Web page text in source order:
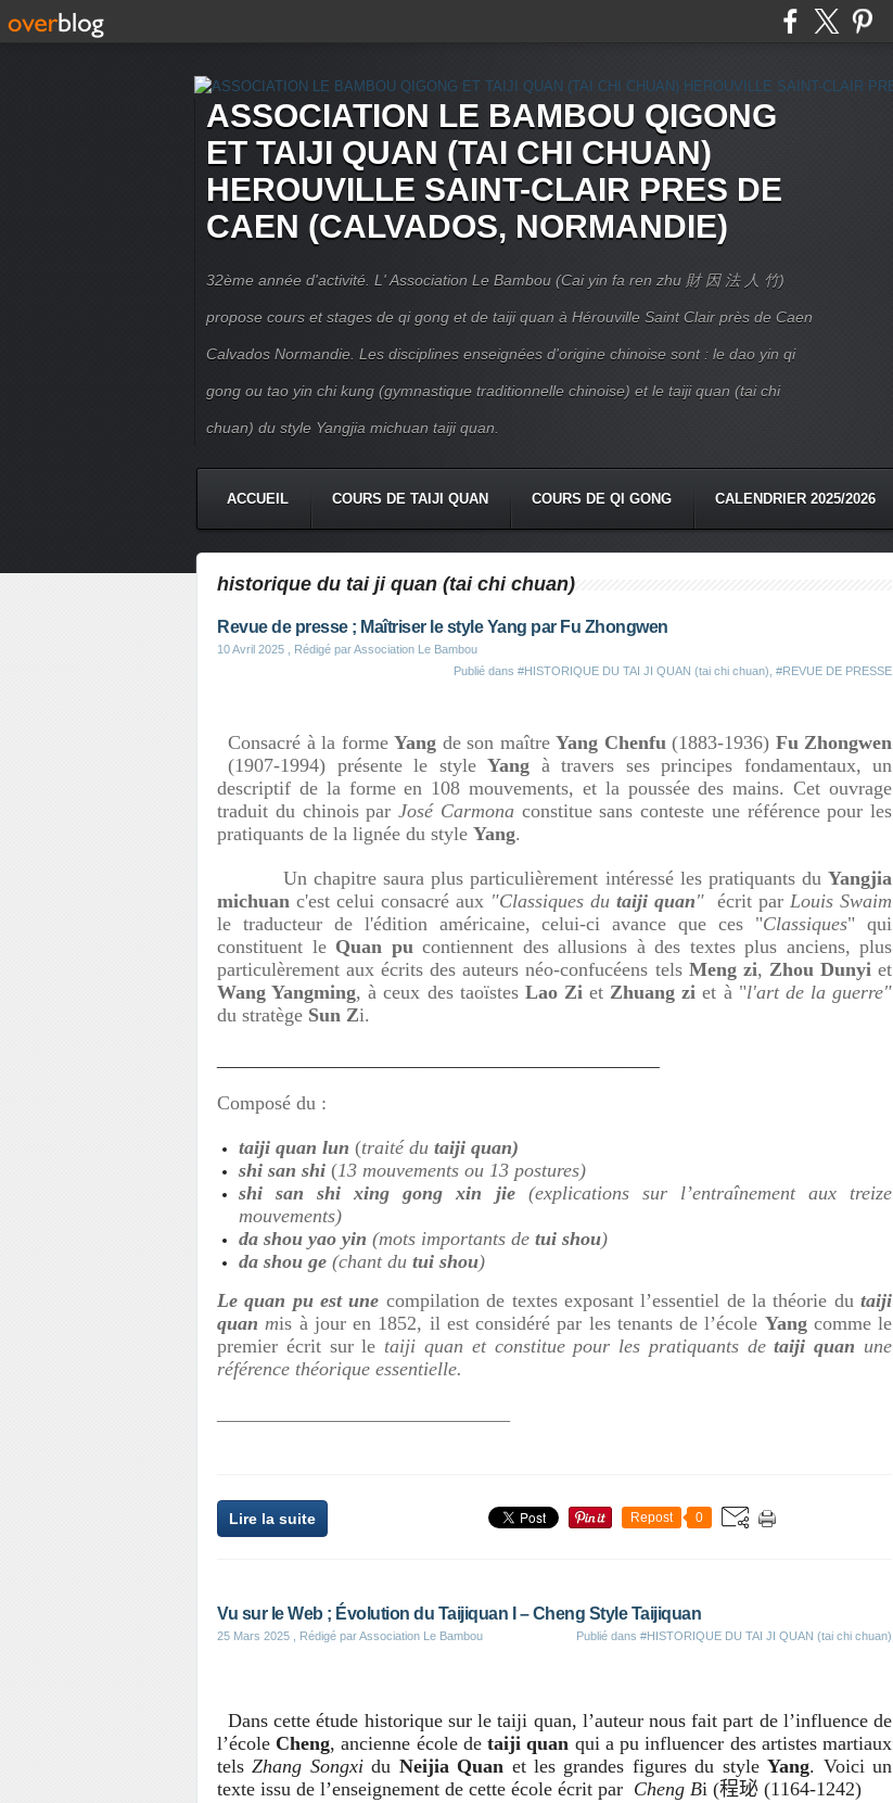
ASSOCIATION LE BAMBOU QIGONG
ET TAIJI QUAN (TAI CHI CHUAN)
HEROUVILLE SAINT-CLAIR PRES DE
CAEN (CALVADOS, NORMANDIE)
32ème année d'activité. L' Association Le Bambou (Cai yin fa ren zhu 財 因 法 人 竹)
propose cours et stages de qi gong et de taiji quan à Hérouville Saint Clair près de Caen
Calvados Normandie. Les disciplines enseignées d'origine chinoise sont : le dao yin qi
gong ou tao yin chi kung (gymnastique traditionnelle chinoise) et le taiji quan (tai chi
chuan) du style Yangjia michuan taiji quan.
ACCUEIL COURS DE TAIJI QUAN COURS DE QI GONG CALENDRIER 2025/2026
historique du tai ji quan (tai chi chuan)
Revue de presse ; Maîtriser le style Yang par Fu Zhongwen
10 Avril 2025 , Rédigé par Association Le Bambou
Publié dans #HISTORIQUE DU TAI JI QUAN (tai chi chuan) #REVUE DE PRESSE
Consacré à la forme Yang de son maître Yang Chenfu(1883-1936) Fu Zhongwen
(1907-1994) présente le style Yang à travers ses principes fondamentaux, un
descriptif de la forme en 108 mouvements, et la poussée des mains. Cet ouvrage
traduit du chinois par José Carmonaconstitue sans conteste une référence pour les
pratiquants de la lignée du style Yang.
Un chapitre saura plus particulièrement intéressé les pratiquants du Yangjia
michuan c'est celui consacré aux "Classiques du taiji quan" écrit par Louis Swaim
le traducteur de l'édition américaine, celui-ci avance que ces "Classiques" qui
constituent le Quan pucontiennent des allusions à des textes plus anciens, plus
particulèrement aux écrits des auteurs néo-confucéens tels Meng zi, Zhou Dunyiet
Wang Yangming, à ceux des taoïstes Lao Ziet Zhuang zi et à "l'art de la guerre"
du stratège Sun Zi.
Composé du :
taiji quan lun (traité du taiji quan)
shi san shi (13 mouvements ou 13 postures)
shi san shi xing gong xin jie
(explications sur l’entraînement aux treize
mouvements)
da shou yao yin (mots importants de tui shou)
da shou ge (chant du tui shou)
Lequan puest une compilation de textes exposant l’essentiel de la théorie dutaiji
quan mis à jour en 1852, il est considéré par les tenants de l’école Yangcomme le
premier écrit sur le taiji quan et constitue pour les pratiquants detaiji quan une
référence théorique essentielle.
Lire la suite Repost 0
Vu sur le Web ; Évolution du Taijiquan I – Cheng Style Taijiquan
25 Mars 2025 , Rédigé par Association Le Bambou Publié dans #HISTORIQUE DU TAI JI QUAN (tai chi chuan)
Dans cette étude historique sur le taiji quan, l’auteur nous fait part de l’influence de
l’école Cheng, ancienne école detaiji quan qui a pu influencer des artistes martiaux
telsZhang Songxidu Neijia Quan et les grandes figures du styleYang. Voici un
texte issu de l’enseignement de cette école écrit par Cheng Bi (程珌 (1164-1242)